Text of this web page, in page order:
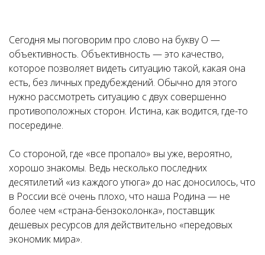
Сегодня мы поговорим про слово на букву О —
объективность. Объективность — это качество,
которое позволяет видеть ситуацию такой, какая она
есть, без личных предубеждений. Обычно для этого
нужно рассмотреть ситуацию с двух совершенно
противоположных сторон. Истина, как водится, где-то
посередине.
Со стороной, где «все пропало» вы уже, вероятно,
хорошо знакомы. Ведь несколько последних
десятилетий «из каждого утюга» до нас доносилось, что
в России всё очень плохо, что наша Родина — не
более чем «страна-бензоколонка», поставщик
дешевых ресурсов для действительно «передовых
экономик мира».